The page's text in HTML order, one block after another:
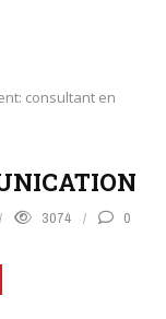
consultant en
3074 0